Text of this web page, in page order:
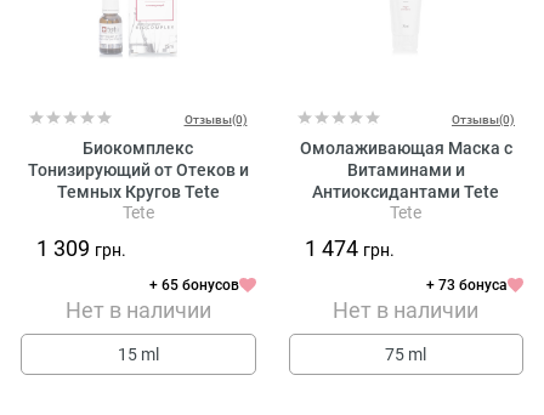
Отзывы(0)
Биокомплекс
Тонизирующий от Отеков и
Темных Кругов Tete
Cosmeceutical
Tete
1 309 грн.
+ 65 бонусов
Нет в наличии
15 ml
Отзывы(0)
Омолаживающая Маска с
Витаминами и
Антиоксидантами Tete
Cosmeceutical Anti-Age Mask
Tete
1 474 грн.
+ 73 бонуса
Нет в наличии
75 ml